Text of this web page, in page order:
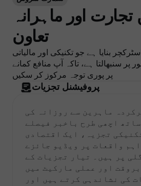
تجارت اور ماہرانہ
تعاون
بنایا ہے جو تکنیکی اور مالیاتی
پر سنبھالتا ہے، تاکہ آپ منافع کمانے
پر پوری توجہ مرکوز کر سکیں
پروفیشنل تجزیات
ماہرین سے روزانہ کی
اچھی طرح باخبر فیصلے
تجزیہ، ایک اقتصادی
واقعات پر ویڈیو جائزے
پر ہیں۔ تیار تجزیات کے
اور عملی مارکیٹ میں
کی نشاندہی کرتے ہیں اور